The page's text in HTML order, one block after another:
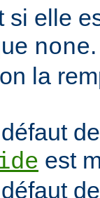
si elle
none
la
est